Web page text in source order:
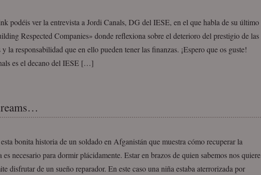
podéis ver la entrevista a Jordi Canals, DG del IESE, en el que habla de su último
Respected Companies» donde reflexiona sobre el deterioro del prestigio de las
y la responsabilidad que en ello pueden tener las finanzas. ¡Espero que os guste!
es el decano del IESE […]
bonita historia de un soldado en Afganistán que muestra cómo recuperar la
es necesario para dormir plácidamente. Estar en brazos de quien sabemos nos quiere
disfrutar de un sueño reparador. En este caso una niña estaba aterrorizada por